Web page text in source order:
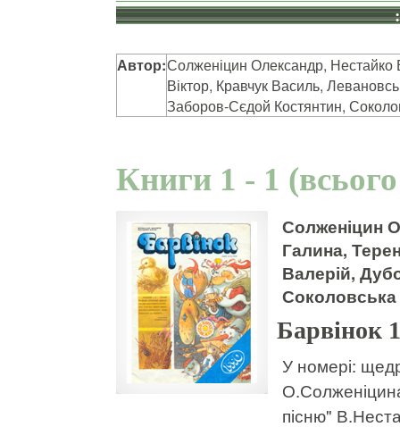
Автор:Солженіцин Олександр,
Віктор, Кравчук Василь,
Заборов-Сєдой Костянтин,
Книги 1 - 1
Солженіцин
Галина,
Валерій,
Соколовська
Барвінок
У номері:
пісню"